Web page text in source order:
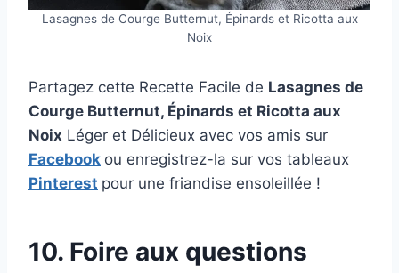
Lasagnes de Courge Butternut, Épinards et Ricotta aux
Noix
Partagez cette Recette Facile de Lasagnes de
Courge Butternut, Épinards et Ricotta aux
Noix Léger et Délicieux avec vos amis sur
Facebook ou enregistrez-la sur vos tableaux
Pinterest pour une friandise ensoleillée !
10. Foire aux questions